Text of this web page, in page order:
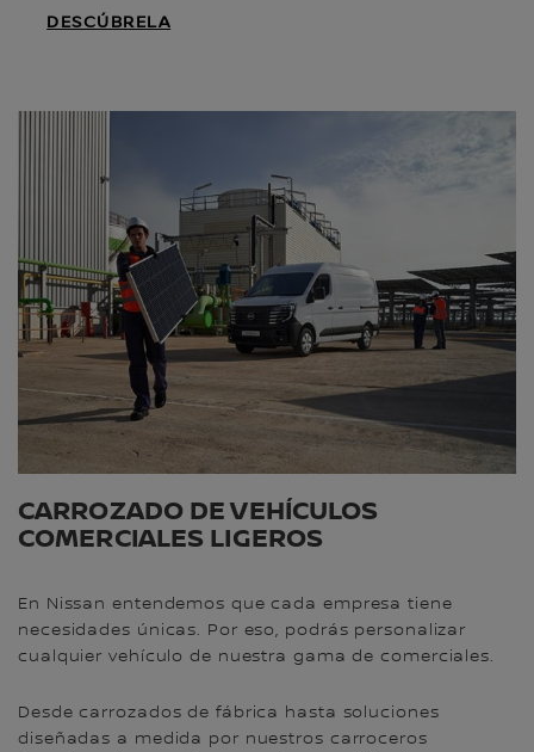
DESCÚBRELA
CARROZADO DE VEHÍCULOS
COMERCIALES LIGEROS
En Nissan entendemos que cada empresa tiene
necesidades únicas. Por eso, podrás personalizar
cualquier vehículo de nuestra gama de comerciales.
Desde carrozados de fábrica hasta soluciones
diseñadas a medida por nuestros carroceros